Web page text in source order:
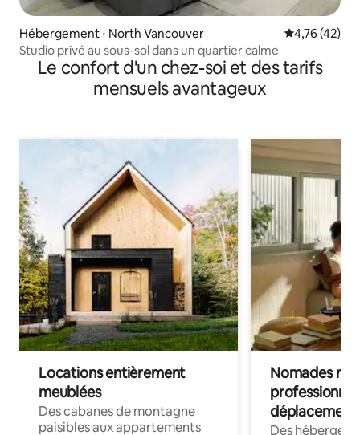
Hébergement ⋅ North Vancouver Évaluation
4,76 (42)
Studio privé au sous-sol dans un quartier calme
Le confort d'un chez-soi et des tarifs
mensuels avantageux
Locations entièrement
meublées
Des cabanes de montagne
paisibles aux appartements
Nomades
déplacement
Des